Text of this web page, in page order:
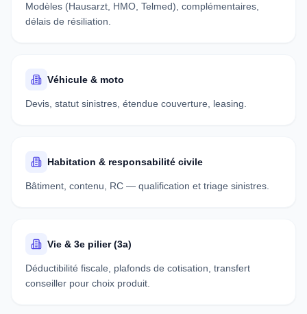
Modèles (Hausarzt, HMO, Telmed), complémentaires,
délais de résiliation.
Véhicule & moto
Devis, statut sinistres, étendue couverture, leasing.
Habitation & responsabilité civile
Bâtiment, contenu, RC — qualification et triage sinistres.
Vie & 3e pilier (3a)
Déductibilité fiscale, plafonds de cotisation, transfert
conseiller pour choix produit.